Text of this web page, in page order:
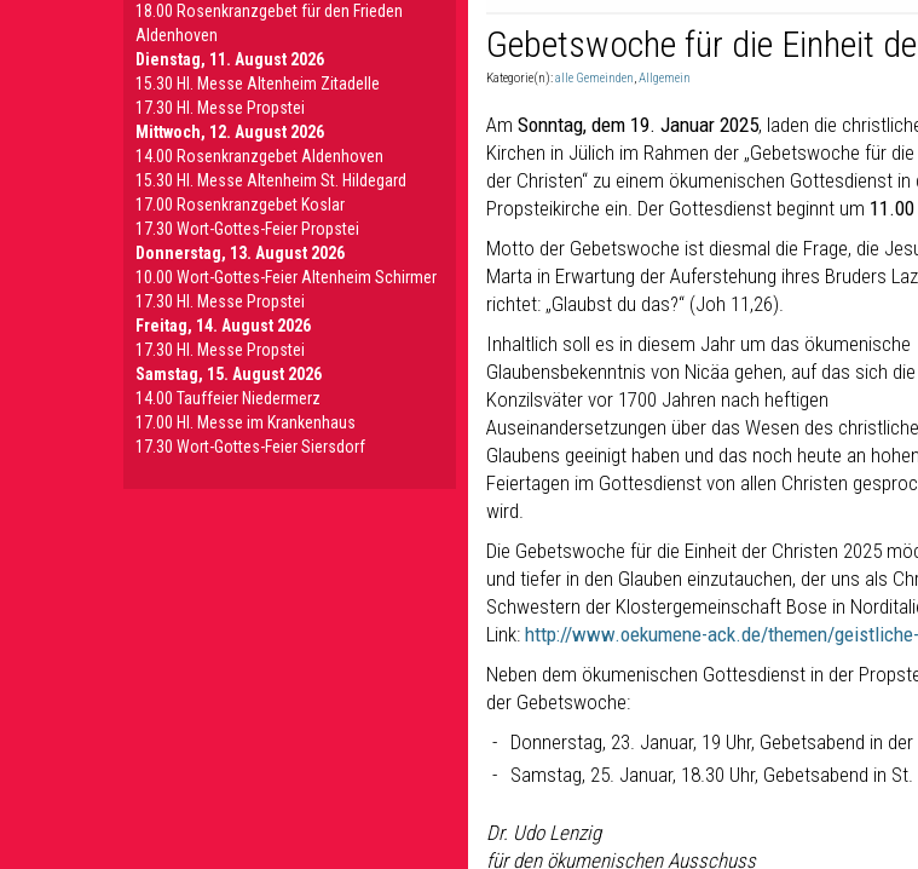
Gebetswoche für die Einheit
Kategorie(n):alle Gemeinden Allgemein
Am Sonntag, dem 19. Januar 2025, laden die
Kirchen in Jülich im Rahmen der „Gebetswoche für
der Christen“ zu einem ökumenischen Gottesdienst in
Propsteikirche ein. Der Gottesdienst beginnt um 11.00
Motto der Gebetswoche ist diesmal die Frage, die
Marta in Erwartung der Auferstehung ihres Bruders
richtet: „Glaubst du das?“ (Joh 11,26).
Inhaltlich soll es in diesem Jahr um das ökumenische
Glaubensbekenntnis von Nicäa gehen, auf das sich die
Konzilsväter vor 1700 Jahren nach heftigen
Auseinandersetzungen über das Wesen des
Glaubens geeinigt haben und das noch heute an hohen
Feiertagen im Gottesdienst von allen Christen
wird.
Die Gebetswoche für die Einheit der Christen 2025
und tiefer in den Glauben einzutauchen, der uns als
Schwestern der Klostergemeinschaft Bose in
Link: http://www.oekumene-ack.de/themen/
Neben dem ökumenischen Gottesdienst in der
der Gebetswoche:
Donnerstag, 23. Januar, 19 Uhr, Gebetsabend in
Samstag, 25. Januar, 18.30 Uhr, Gebetsabend in
Dr. Udo Lenzig
für den ökumenischen Ausschuss
18.00 Rosenkranzgebet für den Frieden
Aldenhoven
Dienstag, 11. August 2026
15.30 Hl. Messe Altenheim Zitadelle
17.30 Hl. Messe Propstei
Mittwoch, 12. August 2026
14.00 Rosenkranzgebet Aldenhoven
15.30 Hl. Messe Altenheim St. Hildegard
17.00 Rosenkranzgebet Koslar
17.30 Wort-Gottes-Feier Propstei
Donnerstag, 13. August 2026
10.00 Wort-Gottes-Feier Altenheim Schirmer
17.30 Hl. Messe Propstei
Freitag, 14. August 2026
17.30 Hl. Messe Propstei
Samstag, 15. August 2026
14.00 Tauffeier Niedermerz
17.00 Hl. Messe im Krankenhaus
17.30 Wort-Gottes-Feier Siersdorf